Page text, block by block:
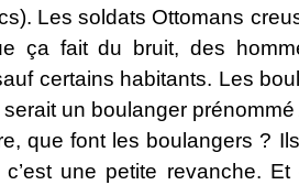
Les soldats Ottomans
ça fait du bruit, des
certains habitants. Les
un boulanger
que font les boulangers ?
une petite revanche.